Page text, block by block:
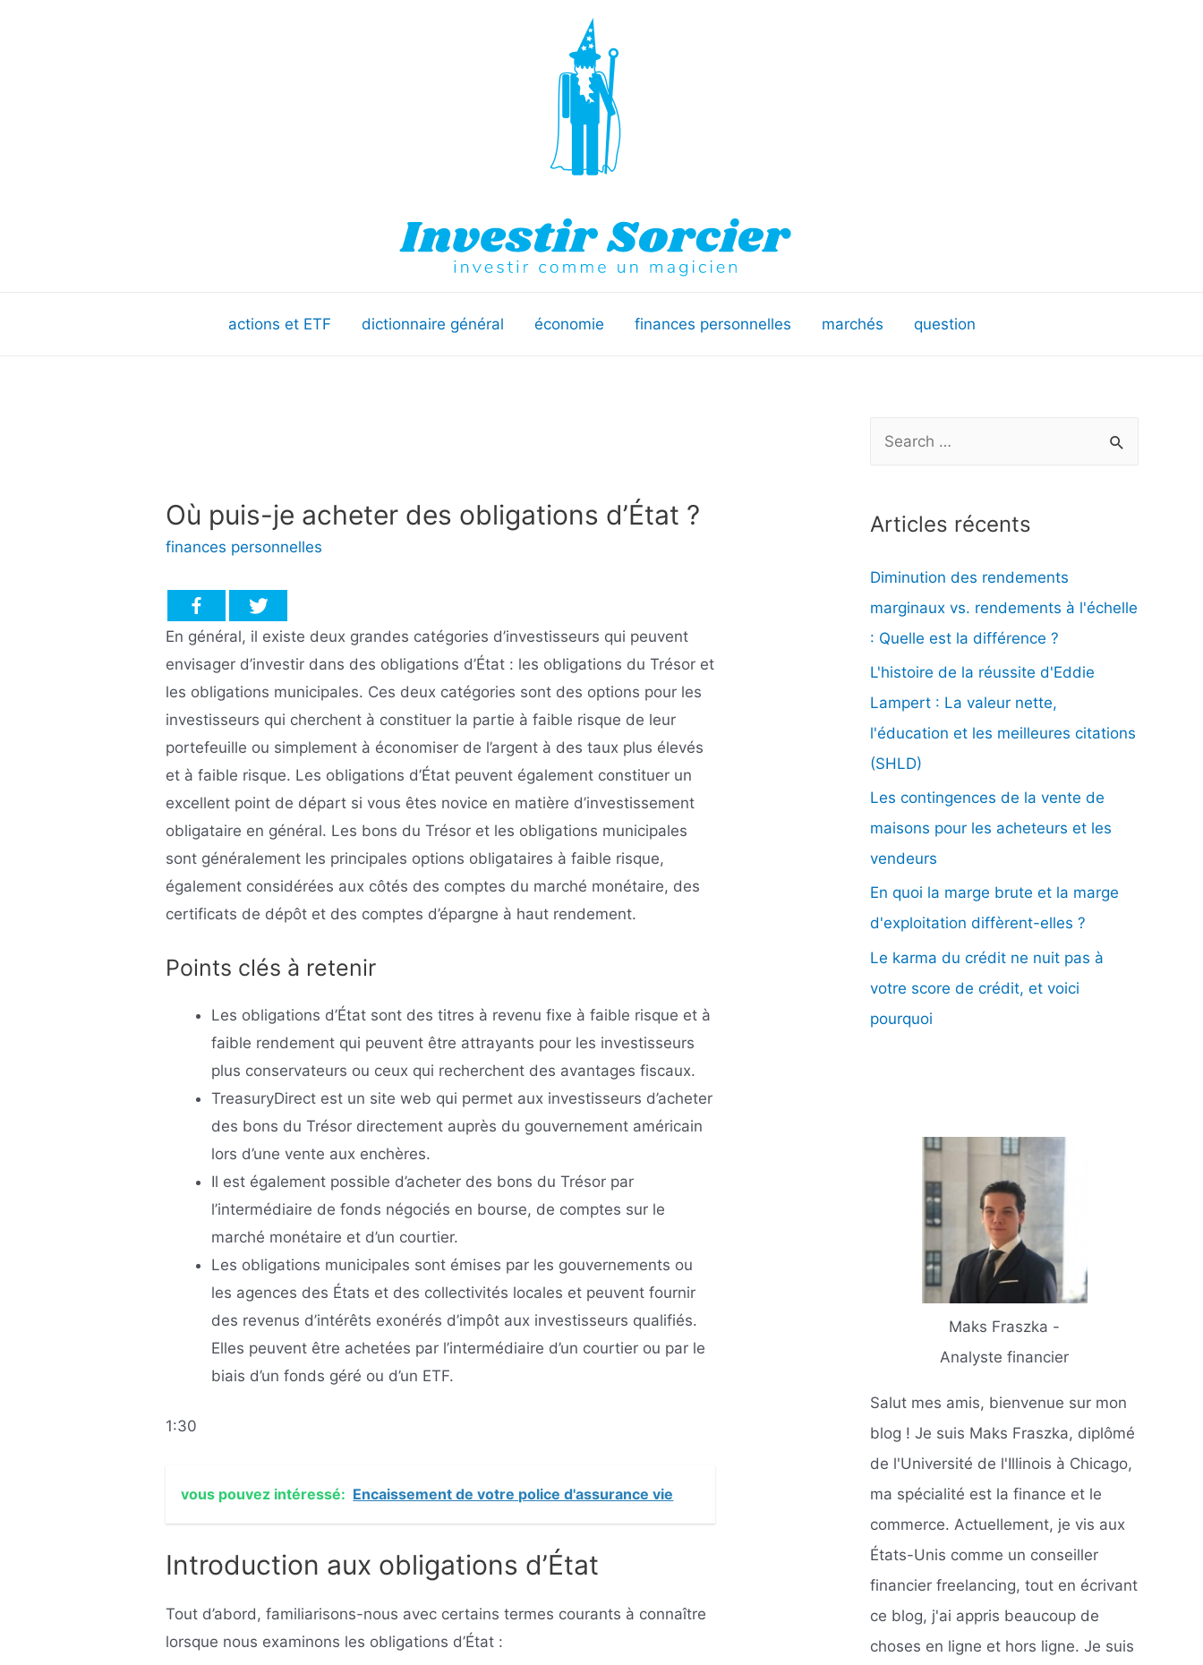
actions et ETF dictionnaire général économie finances personnelles marchés question
Où puis-je acheter des obligations d’État ?
finances personnelles
En général, il existe deux grandes catégories d’investisseurs qui peuvent
envisager d’investir dans des obligations d’État : les obligations du Trésor et
les obligations municipales. Ces deux catégories sont des options pour les
investisseurs qui cherchent à constituer la partie à faible risque de leur
portefeuille ou simplement à économiser de l’argent à des taux plus élevés
et à faible risque. Les obligations d’État peuvent également constituer un
excellent point de départ si vous êtes novice en matière d’investissement
obligataire en général. Les bons du Trésor et les obligations municipales
sont généralement les principales options obligataires à faible risque,
également considérées aux côtés des comptes du marché monétaire, des
certificats de dépôt et des comptes d’épargne à haut rendement.
Points clés à retenir
Les obligations d’État sont des titres à revenu fixe à faible risque et à
faible rendement qui peuvent être attrayants pour les investisseurs
plus conservateurs ou ceux qui recherchent des avantages fiscaux.
TreasuryDirect est un site web qui permet aux investisseurs d’acheter
des bons du Trésor directement auprès du gouvernement américain
lors d’une vente aux enchères.
Il est également possible d’acheter des bons du Trésor par
l’intermédiaire de fonds négociés en bourse, de comptes sur le
marché monétaire et d’un courtier.
Les obligations municipales sont émises par les gouvernements ou
les agences des États et des collectivités locales et peuvent fournir
des revenus d’intérêts exonérés d’impôt aux investisseurs qualifiés.
Elles peuvent être achetées par l’intermédiaire d’un courtier ou par le
biais d’un fonds géré ou d’un ETF.
1:30
vous pouvez intéressé: Encaissement de votre police d'assurance vie
Introduction aux obligations d’État
Tout d’abord, familiarisons-nous avec certains termes courants à connaître
lorsque nous examinons les obligations d’État :
h
r
c
h
e
r
:
Articles récents
Diminution des rendements
marginaux vs. rendements à l'échelle
: Quelle est la différence ?
L'histoire de la réussite d'Eddie
Lampert : La valeur nette,
l'éducation et les meilleures citations
(SHLD)
Les contingences de la vente de
maisons pour les acheteurs et les
vendeurs
En quoi la marge brute et la marge
d'exploitation diffèrent-elles ?
Le karma du crédit ne nuit pas à
votre score de crédit, et voici
pourquoi
Maks Fraszka -
Analyste financier
Salut mes amis, bienvenue sur mon
blog ! Je suis Maks Fraszka, diplômé
de l'Université de l'Illinois à Chicago,
ma spécialité est la finance et le
commerce. Actuellement, je vis aux
États-Unis comme un conseiller
financier freelancing, tout en écrivant
ce blog, j'ai appris beaucoup de
choses en ligne et hors ligne. Je suis